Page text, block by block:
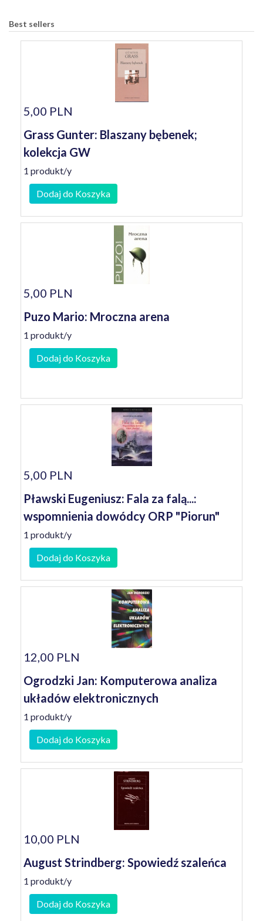
Best sellers
5,00 PLN
Grass Gunter: Blaszany bębenek;
kolekcja GW
1 produkt/y
Dodaj do Koszyka
5,00 PLN
Puzo Mario: Mroczna arena
1 produkt/y
Dodaj do Koszyka
5,00 PLN
Pławski Eugeniusz: Fala za falą...:
wspomnienia dowódcy ORP "Piorun"
1 produkt/y
Dodaj do Koszyka
12,00 PLN
Ogrodzki Jan: Komputerowa analiza
układów elektronicznych
1 produkt/y
Dodaj do Koszyka
10,00 PLN
August Strindberg: Spowiedź szaleńca
1 produkt/y
Dodaj do Koszyka